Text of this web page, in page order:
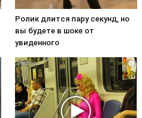
Ролик длится пару секунд, но
вы будете в шоке от
увиденного
i